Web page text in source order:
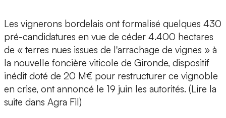
Les vignerons bordelais ont formalisé quelques 430
pré-candidatures en vue de céder 4.400 hectares
de « terres nues issues de l'arrachage de vignes » à
la nouvelle foncière viticole de Gironde, dispositif
inédit doté de 20 M€ pour restructurer ce vignoble
en crise, ont annoncé le 19 juin les autorités. (Lire la
suite dans Agra Fil)